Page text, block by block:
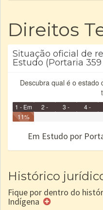
Direitos
Situação oficial de
Estudo (Portaria
Descubra qual é o estado
1 - Em
Identificação
2 -
3 -
4 -
11%
Em Estudo por
Histórico
Fique por dentro do
Indígena